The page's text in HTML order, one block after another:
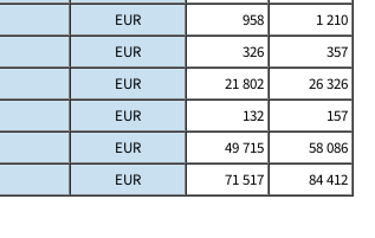
EUR 958
1 210
EUR 326
357
EUR 21 802
26 326
EUR 132
157
EUR 49 715
58 086
EUR 71 517 84 412